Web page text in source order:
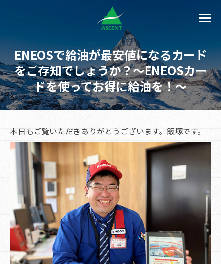
ENEOSで給油が最安値になるカード
をご存知でしょうか？～ENEOSカー
ドを使ってお得に給油を！～
本日もご覧いただきありがとうございます。飯塚です。